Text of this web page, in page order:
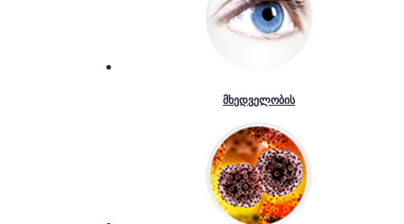
მხედველობის